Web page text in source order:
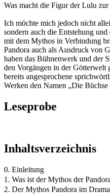
Was macht die Figur der Lulu zur
Ich möchte mich jedoch nicht
sondern auch die Entstehung
mit dem Mythos in Verbindung
Pandora auch als Ausdruck von
haben das Bühnenwerk und der
den Vorgängen in der Götterwelt
bereits angesprochene
Werken den Namen „Die Büchse
Leseprobe
Inhaltsverzeichnis
0. Einleitung
1. Was ist der Mythos der
2. Der Mythos Pandora im